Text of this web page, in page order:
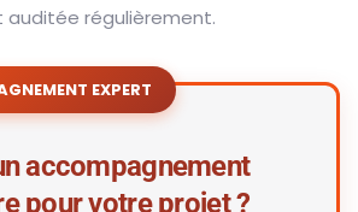
auditée régulièrement.
EXPERT
accompagnement
pour votre projet ?